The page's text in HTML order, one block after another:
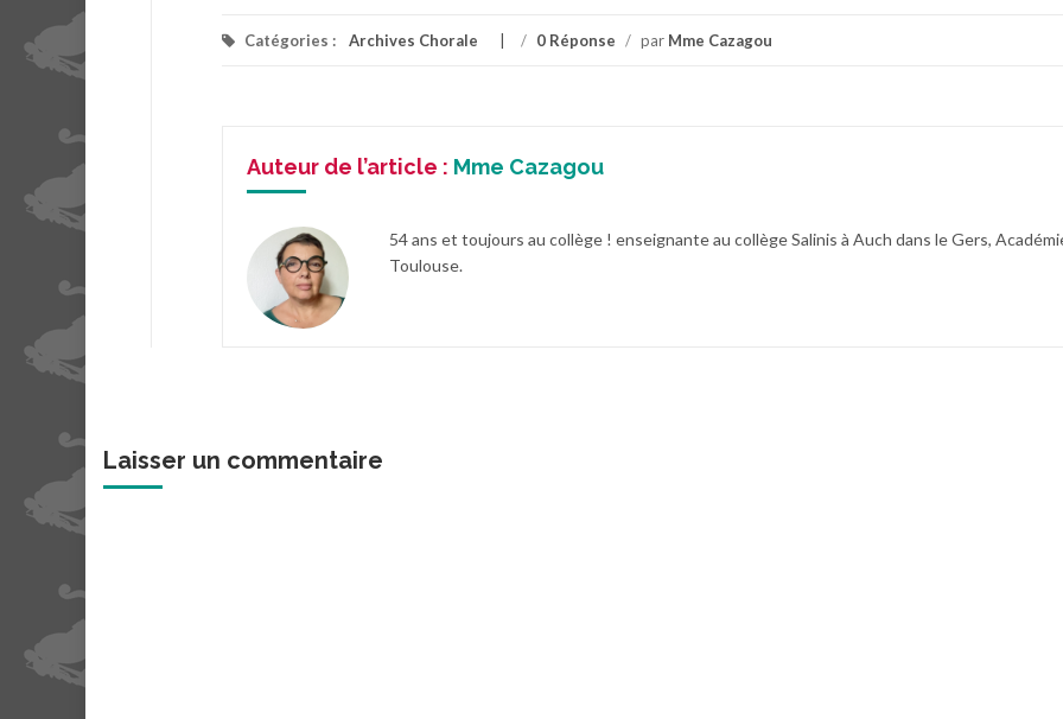
Catégories : Archives Chorale / 0 Réponse / par Mme Cazagou
Auteur de l’article : Mme Cazagou
54 ans et toujours au collège ! enseignante au collège Salinis à Auch dans le Gers,
Toulouse.
Laisser un commentaire